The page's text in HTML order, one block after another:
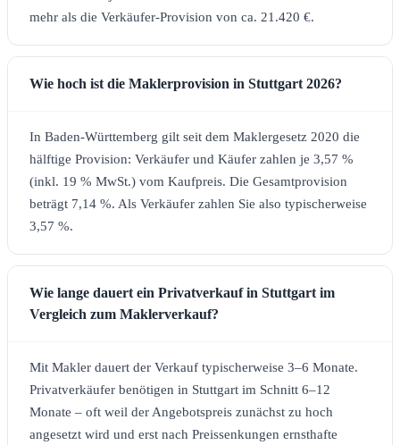
mehr als die Verkäufer-Provision von ca. 21.420 €.
Wie hoch ist die Maklerprovision in Stuttgart 2026?
In Baden-Württemberg gilt seit dem Maklergesetz 2020 die
hälftige Provision: Verkäufer und Käufer zahlen je 3,57 %
(inkl. 19 % MwSt.) vom Kaufpreis. Die Gesamtprovision
beträgt 7,14 %. Als Verkäufer zahlen Sie also typischerweise
3,57 %.
Wie lange dauert ein Privatverkauf in Stuttgart im
Vergleich zum Maklerverkauf?
Mit Makler dauert der Verkauf typischerweise 3–6 Monate.
Privatverkäufer benötigen in Stuttgart im Schnitt 6–12
Monate – oft weil der Angebotspreis zunächst zu hoch
angesetzt wird und erst nach Preissenkungen ernsthafte